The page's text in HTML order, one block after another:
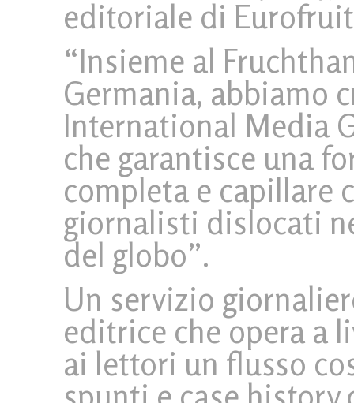
editoriale di
“Insieme al
Germania, abbiamo
International Media
che garantisce una
completa e capillare
giornalisti dislocati
del globo”.
Un servizio
editrice che opera a
ai lettori un flusso